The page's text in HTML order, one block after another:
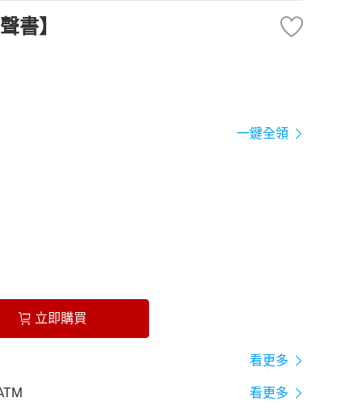
書】
一鍵全領
立即購買
看更多
看更多